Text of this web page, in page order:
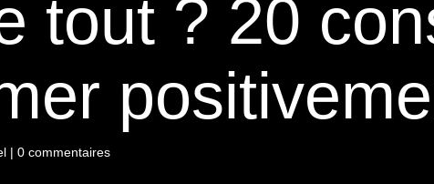
tout ? 20
|0 commentaires